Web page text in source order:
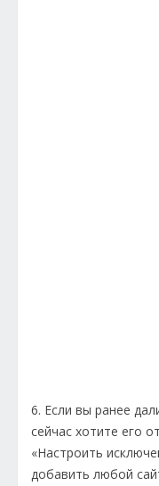
6. Если вы ранее
сейчас хотите его
«Настроить
добавить любой